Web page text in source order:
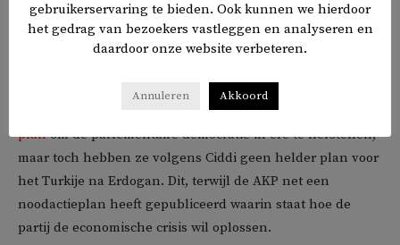
Daarnaast doet de pro-Koerdische HDP – goed voor zo’n
13,5 procent van de stemmen – niet aan de alliantie mee.
De partijen presenteerden eerder dit jaar (foto) wel een
planom de parlementaire democratie in ere te herstellen,
maar toch hebben ze volgens Ciddi geen helder plan voor
het Turkije na Erdogan. Dit, terwijl de AKP net een
noodactieplan heeft gepubliceerd waarin staat hoe de
partij de economische crisis wil oplossen.
gebruikerservaring te bieden. Ook kunnen we hierdoor
het gedrag van bezoekers vastleggen en analyseren en
daardoor onze website verbeteren.
Annuleren Akkoord